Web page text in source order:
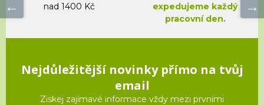
nad 1400 Kč
expedujeme každý
pracovní den.
Nejdůležitější novinky přímo na tvůj
email
Ziskej zajímavé informace vždy mezi prvními